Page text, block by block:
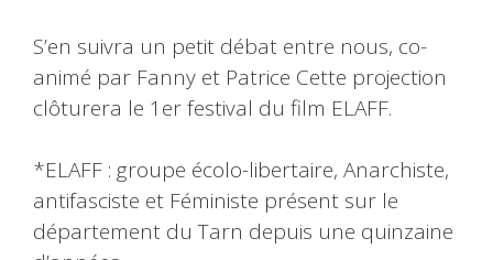
S’en suivra un petit débat entre nous, co-
animé par Fanny et Patrice Cette projection
clôturera le 1er festival du film ELAFF.
*ELAFF : groupe écolo-libertaire, Anarchiste,
antifasciste et Féministe présent sur le
département du Tarn depuis une quinzaine